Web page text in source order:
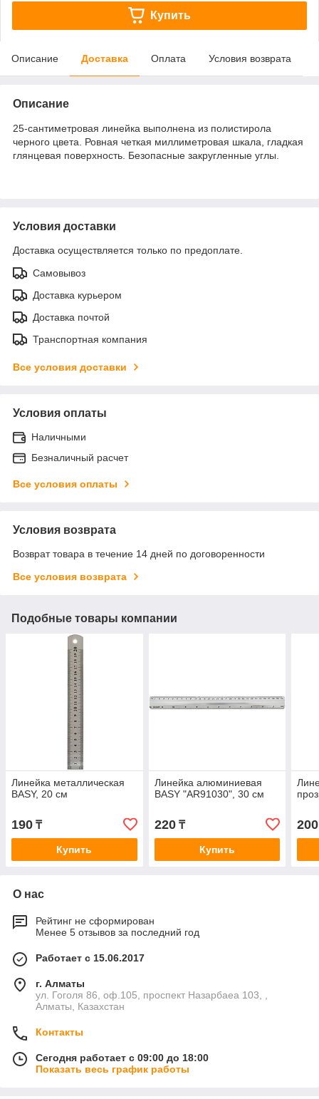
Купить
Описание Доставка Оплата Условия возврата
Описание
25-сантиметровая линейка выполнена из полистирола
черного цвета. Ровная четкая миллиметровая шкала, гладкая
глянцевая поверхность. Безопасные закругленные углы.
Условия доставки
Доставка осуществляется только по предоплате.
Самовывоз
Доставка курьером
Доставка почтой
Транспортная компания
Все условия доставки
Условия оплаты
Наличными
Безналичный расчет
Все условия оплаты
Условия возврата
Возврат товара в течение 14 дней по договоренности
Все условия возврата
Подобные товары компании
Линейка металлическая
BASY, 20 см
190 ₸
Купить
Линейка алюминиевая
BASY "AR91030", 30 см
220₸
Купить
200
О нас
Рейтинг не сформирован
Менее 5 отзывов за последний год
Работает с 15.06.2017
г. Алматы
ул. Гоголя 86, оф.105, проспект Назарбаеа 103, ,
Алматы, Казахстан
Контакты
Сегодня работает с 09:00 до 18:00
Показать весь график работы